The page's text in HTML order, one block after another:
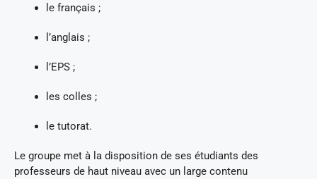
le français ;
l’anglais ;
l’EPS ;
les colles ;
le tutorat.
Le groupe met à la disposition de ses étudiants des
professeurs de haut niveau avec un large contenu